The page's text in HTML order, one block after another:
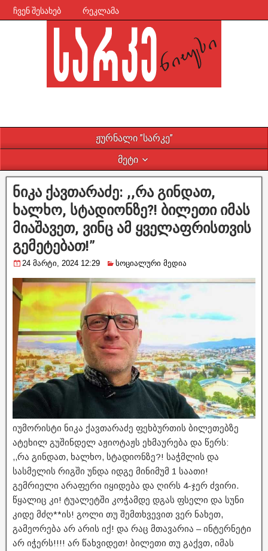
ჩვენ შესახებ რეკლამა
ჟურნალი ”სარკე”
მეტი
ნიკა ქავთარაძე: ,,რა გინდათ,
ხალხო, სტადიონზე?! ბილეთი იმას
მიაშავეთ, ვინც ამ ყველაფრისთვის
გემეტებათ!”
24 მარტი, 2024 12:29 სოციალური მედია
იუმორისტი ნიკა ქავთარაძე ფეხბურთის ბილეთებზე
ატეხილ გუშინდელ აჟიოტაჟს ეხმაურება და წერს:
,,რა გინდათ, ხალხო, სტადიონზე?! საჭმლის და
სასმელის რიგში უნდა იდგე მინიმუმ 1 საათი!
გემრიელი არაფერი იყიდება და ღირს 4-ჯერ ძვირი.
წყალიც კი! ტუალეტში კოჭამდე დგას ფსელი და სუნი
კიდე მძღ**ის! გოლი თუ შემთხვევით ვერ ნახეთ,
გამეორება არ არის იქ! და რაც მთავარია – ინტერნეტი
არ იჭერს!!!! არ წახვიდეთ! ბილეთი თუ გაქვთ, იმას